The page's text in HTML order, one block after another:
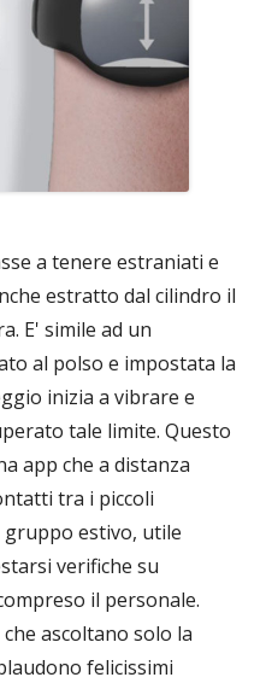
a tenere estraniati e
estratto dal cilindro il
E' simile ad un
al polso e impostata la
inizia a vibrare e
tale limite. Questo
app che a distanza
tra i piccoli
estivo, utile
verifiche su
il personale.
ascoltano solo la
felicissimi